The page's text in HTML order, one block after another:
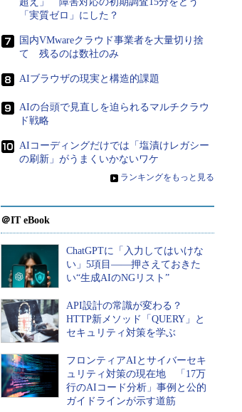
「実質ゼロ」にした？
国内VMwareクラウド事業者を大量切り捨
て 残るのは数社のみ
AIブラウザの現実と構造的課題
AIの台頭で見直しを迫られるマルチクラウ
ド戦略
AIコーディングだけでは「塩漬けレガシー
の刷新」がうまくいかないワケ
» ランキングをもっと見る
＠IT eBook
ChatGPTに「入力してはいけな
い」5項目――押さえておきた
い“生成AIのNGリスト”
API設計の常識が変わる？
HTTP新メソッド「QUERY」と
セキュリティ対策を学ぶ
フロンティアAIとサイバーセキ
ュリティ対策の現在地 「17万
行のAIコード分析」事例と公的
ガイドラインが示す道筋